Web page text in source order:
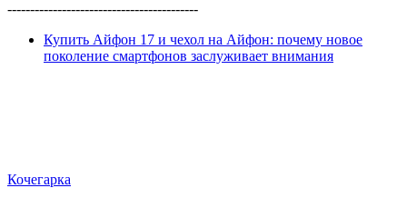
------------------------------------------
Купить Айфон 17 и чехол на Айфон: почему новое
поколение смартфонов заслуживает внимания
Кочегарка